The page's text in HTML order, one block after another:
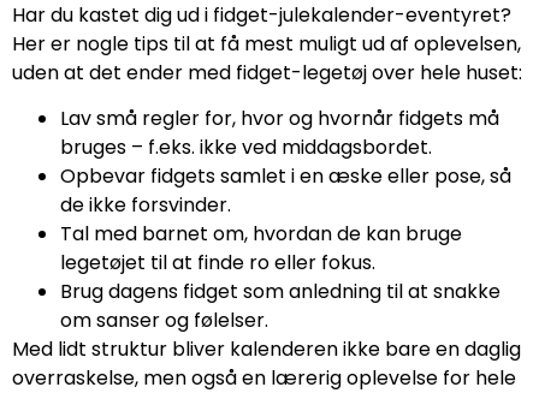
Har du kastet dig ud i fidget-julekalender-eventyret?
Her er nogle tips til at få mest muligt ud af oplevelsen,
uden at det ender med fidget-legetøj over hele huset:
Lav små regler for, hvor og hvornår fidgets må
bruges – f.eks. ikke ved middagsbordet.
Opbevar fidgets samlet i en æske eller pose, så
de ikke forsvinder.
Tal med barnet om, hvordan de kan bruge
legetøjet til at finde ro eller fokus.
Brug dagens fidget som anledning til at snakke
om sanser og følelser.
Med lidt struktur bliver kalenderen ikke bare en daglig
overraskelse, men også en lærerig oplevelse for hele